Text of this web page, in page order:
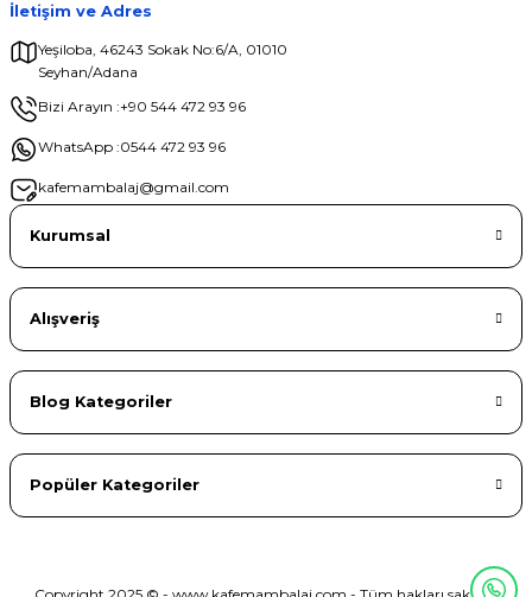
İletişim ve Adres
Yeşiloba, 46243 Sokak No:6/A, 01010
Seyhan/Adana
Bizi Arayın :+90 544 472 93 96
WhatsApp :0544 472 93 96
kafemambalaj@gmail.com
Kurumsal
Alışveriş
Blog Kategoriler
Popüler Kategoriler